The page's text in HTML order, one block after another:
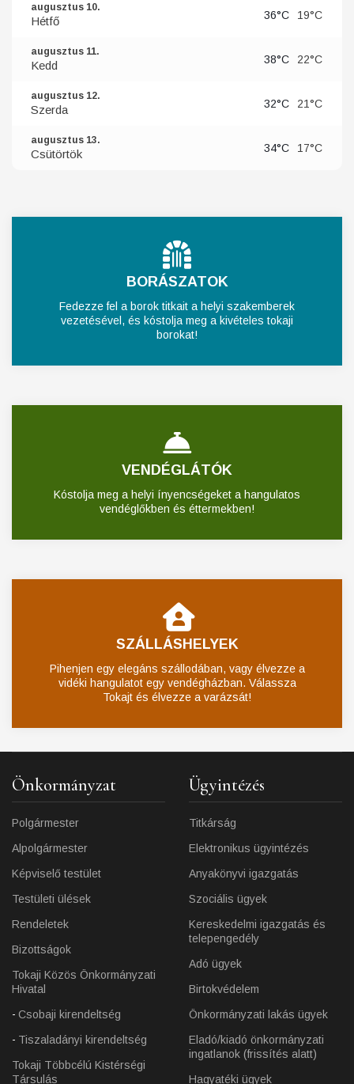
augusztus 10.
Hétfő 36°C 19°C
augusztus 11.
Kedd 38°C 22°C
augusztus 12.
Szerda 32°C 21°C
augusztus 13.
Csütörtök 34°C 17°C
BORÁSZATOK
Fedezze fel a borok titkait a helyi szakemberek
vezetésével, és kóstolja meg a kivételes tokaji
borokat!
VENDÉGLÁTÓK
Kóstolja meg a helyi ínyencségeket a hangulatos
vendéglőkben és éttermekben!
SZÁLLÁSHELYEK
Pihenjen egy elegáns szállodában, vagy élvezze a
vidéki hangulatot egy vendégházban. Válassza
Tokajt és élvezze a varázsát!
Önkormányzat
Polgármester
Alpolgármester
Képviselő testület
Testületi ülések
Rendeletek
Bizottságok
Tokaji Közös Önkormányzati
Hivatal
Csobaji kirendeltség
Tiszaladányi kirendeltség
Tokaji Többcélú Kistérségi
Társulás
Ügyintézés
Titkárság
Elektronikus ügyintézés
Anyakönyvi igazgatás
Szociális ügyek
Kereskedelmi igazgatás és
telepengedély
Adó ügyek
Birtokvédelem
Önkormányzati lakás ügyek
Eladó/kiadó önkormányzati
ingatlanok (frissítés alatt)
Hagyatéki ügyek